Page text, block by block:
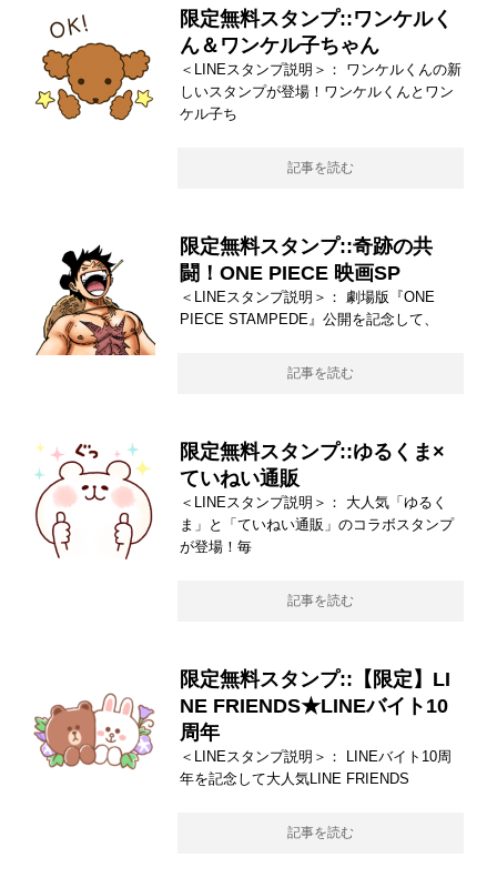
限定無料スタンプ::ワンケルく
ん＆ワンケル子ちゃん
＜LINEスタンプ説明＞： ワンケルくんの新
しいスタンプが登場！ワンケルくんとワン
ケル子ち
記事を読む
限定無料スタンプ::奇跡の共
闘！ONE PIECE 映画SP
＜LINEスタンプ説明＞： 劇場版『ONE
PIECE STAMPEDE』公開を記念して、
記事を読む
限定無料スタンプ::ゆるくま×
ていねい通販
＜LINEスタンプ説明＞： 大人気「ゆるく
ま」と「ていねい通販」のコラボスタンプ
が登場！毎
記事を読む
限定無料スタンプ::【限定】LI
NE FRIENDS★LINEバイト10
周年
＜LINEスタンプ説明＞： LINEバイト10周
年を記念して大人気LINE FRIENDS
記事を読む